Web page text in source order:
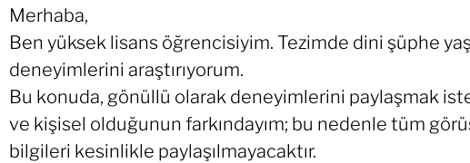
Merhaba,
Ben yüksek lisans öğrencisiyim. Tezimde dini şüphe
deneyimlerini araştırıyorum.
Bu konuda, gönüllü olarak deneyimlerini paylaşmak
ve kişisel olduğunun farkındayım; bu nedenle tüm
bilgileri kesinlikle paylaşılmayacaktır.